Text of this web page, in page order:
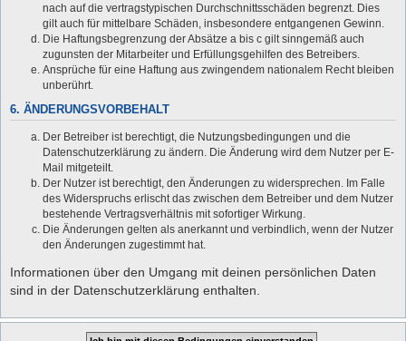
nach auf die vertragstypischen Durchschnittsschäden begrenzt. Dies
gilt auch für mittelbare Schäden, insbesondere entgangenen Gewinn.
Die Haftungsbegrenzung der Absätze a bis c gilt sinngemäß auch
zugunsten der Mitarbeiter und Erfüllungsgehilfen des Betreibers.
Ansprüche für eine Haftung aus zwingendem nationalem Recht bleiben
unberührt.
6. ÄNDERUNGSVORBEHALT
Der Betreiber ist berechtigt, die Nutzungsbedingungen und die
Datenschutzerklärung zu ändern. Die Änderung wird dem Nutzer per E-
Mail mitgeteilt.
Der Nutzer ist berechtigt, den Änderungen zu widersprechen. Im Falle
des Widerspruchs erlischt das zwischen dem Betreiber und dem Nutzer
bestehende Vertragsverhältnis mit sofortiger Wirkung.
Die Änderungen gelten als anerkannt und verbindlich, wenn der Nutzer
den Änderungen zugestimmt hat.
Informationen über den Umgang mit deinen persönlichen Daten
sind in der Datenschutzerklärung enthalten.